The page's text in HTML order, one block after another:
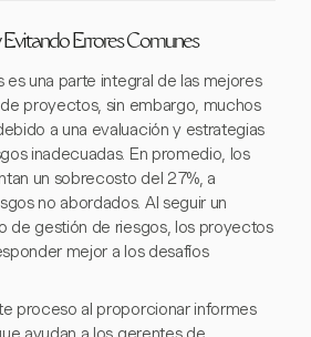
Evitando Errores Comunes
es una parte integral de las mejores
proyectos, sin embargo, muchos
a una evaluación y estrategias
inadecuadas. En promedio, los
un sobrecosto del 27%, a
no abordados. Al seguir un
de gestión de riesgos, los proyectos
mejor a los desafíos
proceso al proporcionar informes